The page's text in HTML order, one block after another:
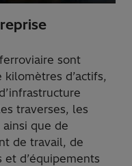
sont
d’actifs,
traverses, les
que de
de travail, de
d’équipements